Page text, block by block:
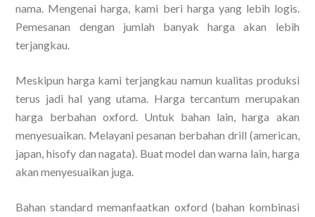
nama. Mengenai harga, kami beri harga yang lebih logis.
Pemesanan dengan jumlah banyak harga akan lebih
terjangkau.
Meskipun harga kami terjangkau namun kualitas produksi
terus jadi hal yang utama. Harga tercantum merupakan
harga berbahan oxford. Untuk bahan lain, harga akan
menyesuaikan. Melayani pesanan berbahan drill (american,
japan, hisofy dan nagata). Buat model dan warna lain, harga
akan menyesuaikan juga.
Bahan standard memanfaatkan oxford (bahan kombinasi